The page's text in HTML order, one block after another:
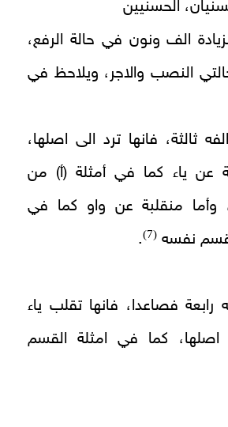
الحسنيين
الف ونون في حالة الرفع،
النصب والاجر، ويلاحظ في
ثالثة، فانها ترد الى اصلها،
عن ياء كما في أمثلة (أ) من
وأما منقلبة عن واو كما في
نفسه (7)
.
رابعة فصاعدا، فانها تقلب ياء
اصلها، كما في امثلة القسم